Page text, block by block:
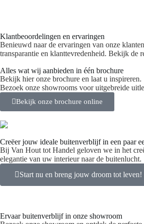
Klantbeoordelingen en ervaringen
Benieuwd naar de ervaringen van onze
transparantie en klanttevredenheid. Bekijk de
Alles wat wij aanbieden in één brochure
Bekijk hier onze brochure en laat u inspireren.
Bezoek onze showrooms voor uitgebreide
Bekijk onze brochure online
Creëer jouw ideale buitenverblijf in een paar
Bij Van Hout tot Handel geloven we in het
elegantie van uw interieur naar de buitenlucht.
Start nu en breng jouw droom tot leven!
Ervaar buitenverblijf in onze showroom